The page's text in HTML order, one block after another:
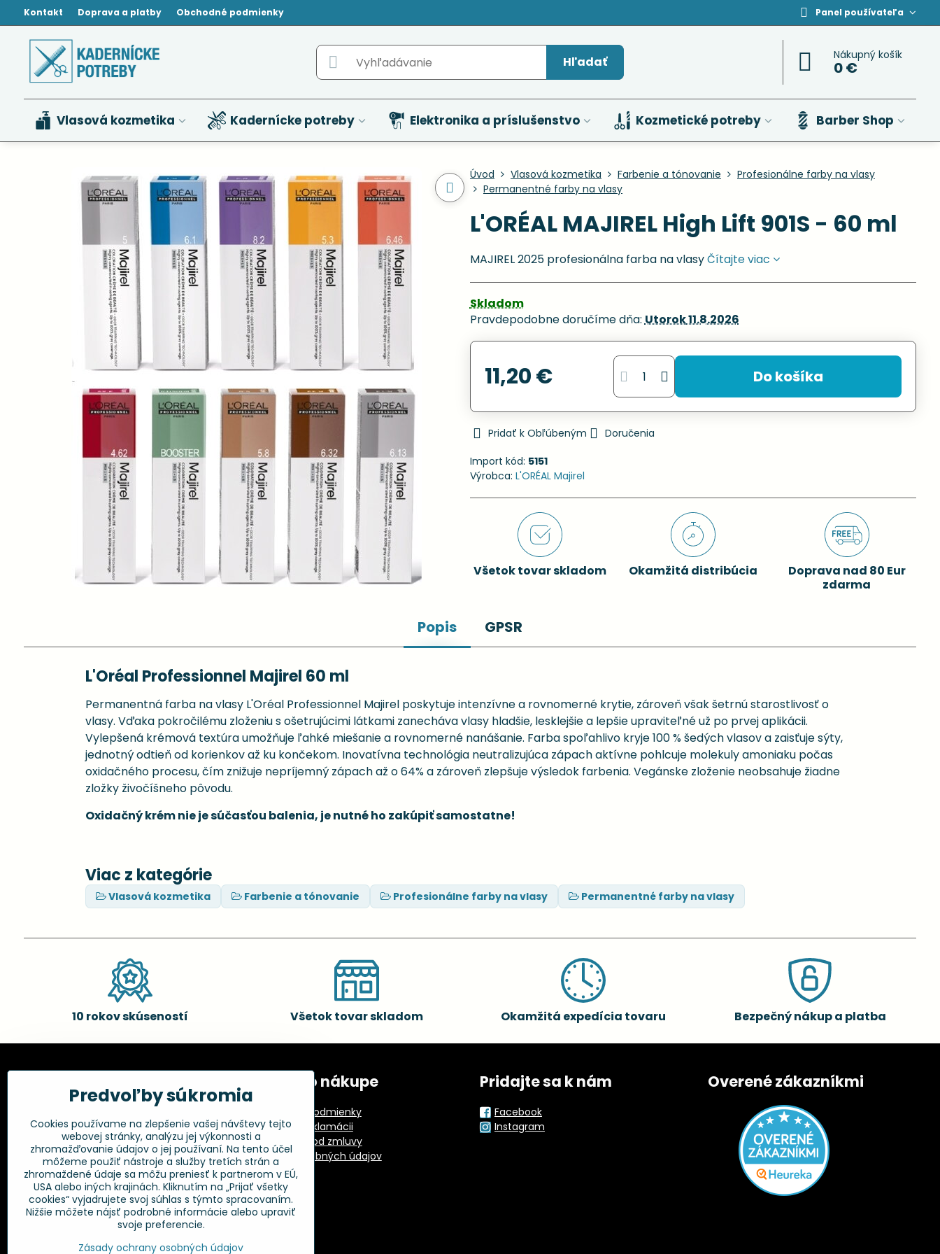
Kontakt Doprava a platby Obchodné podmienky Panel používateľa
Hľadať Nákupný košík
0 €
Vlasová kozmetika Kadernícke potreby Elektronika a príslušenstvo Kozmetické potreby Barber Shop
Úvod Vlasová kozmetika Farbenie a tónovanie
Profesionálne farby na vlasy
Permanentné farby na vlasy
L'ORÉAL MAJIREL High Lift 901S - 60 ml
MAJIREL 2025 profesionálna farba na vlasyČítajte viac
Skladom
Pravdepodobne doručíme dňa:Utorok11.8.2026
11,20 € Do košíka
Pridať k Obľúbeným
Doručenia
Import kód: 5151
Výrobca: L'ORÉAL Majirel
Všetok tovar skladom Okamžitá distribúcia
Doprava nad 80 Eur
zdarma
Popis GPSR
L'Oréal Professionnel Majirel 60 ml
Permanentná farba na vlasy L'Oréal Professionnel Majirel poskytuje intenzívne a rovnomerné krytie, zároveň však šetrnú starostlivosť o
vlasy. Vďaka pokročilému zloženiu s ošetrujúcimi látkami zanecháva vlasy hladšie, lesklejšie a lepšie upraviteľné už po prvej aplikácii.
Vylepšená krémová textúra umožňuje ľahké miešanie a rovnomerné nanášanie. Farba spoľahlivo kryje 100 % šedých vlasov a zaisťuje sýty,
jednotný odtieň od korienkov až ku končekom. Inovatívna technológia neutralizujúca zápach aktívne pohlcuje molekuly amoniaku počas
oxidačného procesu, čím znižuje nepríjemný zápach až o 64% a zároveň zlepšuje výsledok farbenia. Vegánske zloženie neobsahuje žiadne
zložky živočíšneho pôvodu.
Oxidačný krém nie je súčasťou balenia, je nutné ho zakúpiť samostatne!
Viac z kategórie
Vlasová kozmetika Farbenie a tónovanie Profesionálne farby na vlasy Permanentné farby na vlasy
10 rokov skúseností Všetok tovar skladom Okamžitá expedícia tovaru Bezpečný nákup a platba
Kadernícke potreby, s.r.o.
Fakturačné údaje:
Kadernícke potreby, s.r.o.
Klincová 37
821 08 Bratislava
+421 948 014 333
info​@kadernickepotreby​.sk
Objednávky
Všetko o nákupe
Obchodné podmienky
Postup pri reklamácii
Odstúpenie od zmluvy
Ochrana osobných údajov
GPSR
Pridajte sa k nám
Facebook
Instagram
Overené zákazníkmi
Predvoľby súkromia
Cookies používame na zlepšenie vašej návštevy tejto
webovej stránky, analýzu jej výkonnosti a
zhromažďovanie údajov o jej používaní. Na tento účel
môžeme použiť nástroje a služby tretích strán a
zhromaždené údaje sa môžu preniesť k partnerom v EÚ,
USA alebo iných krajinách. Kliknutím na „Prijať všetky
cookies“ vyjadrujete svoj súhlas s týmto spracovaním.
Nižšie môžete nájsť podrobné informácie alebo upraviť
svoje preferencie.
Zásady ochrany osobných údajov